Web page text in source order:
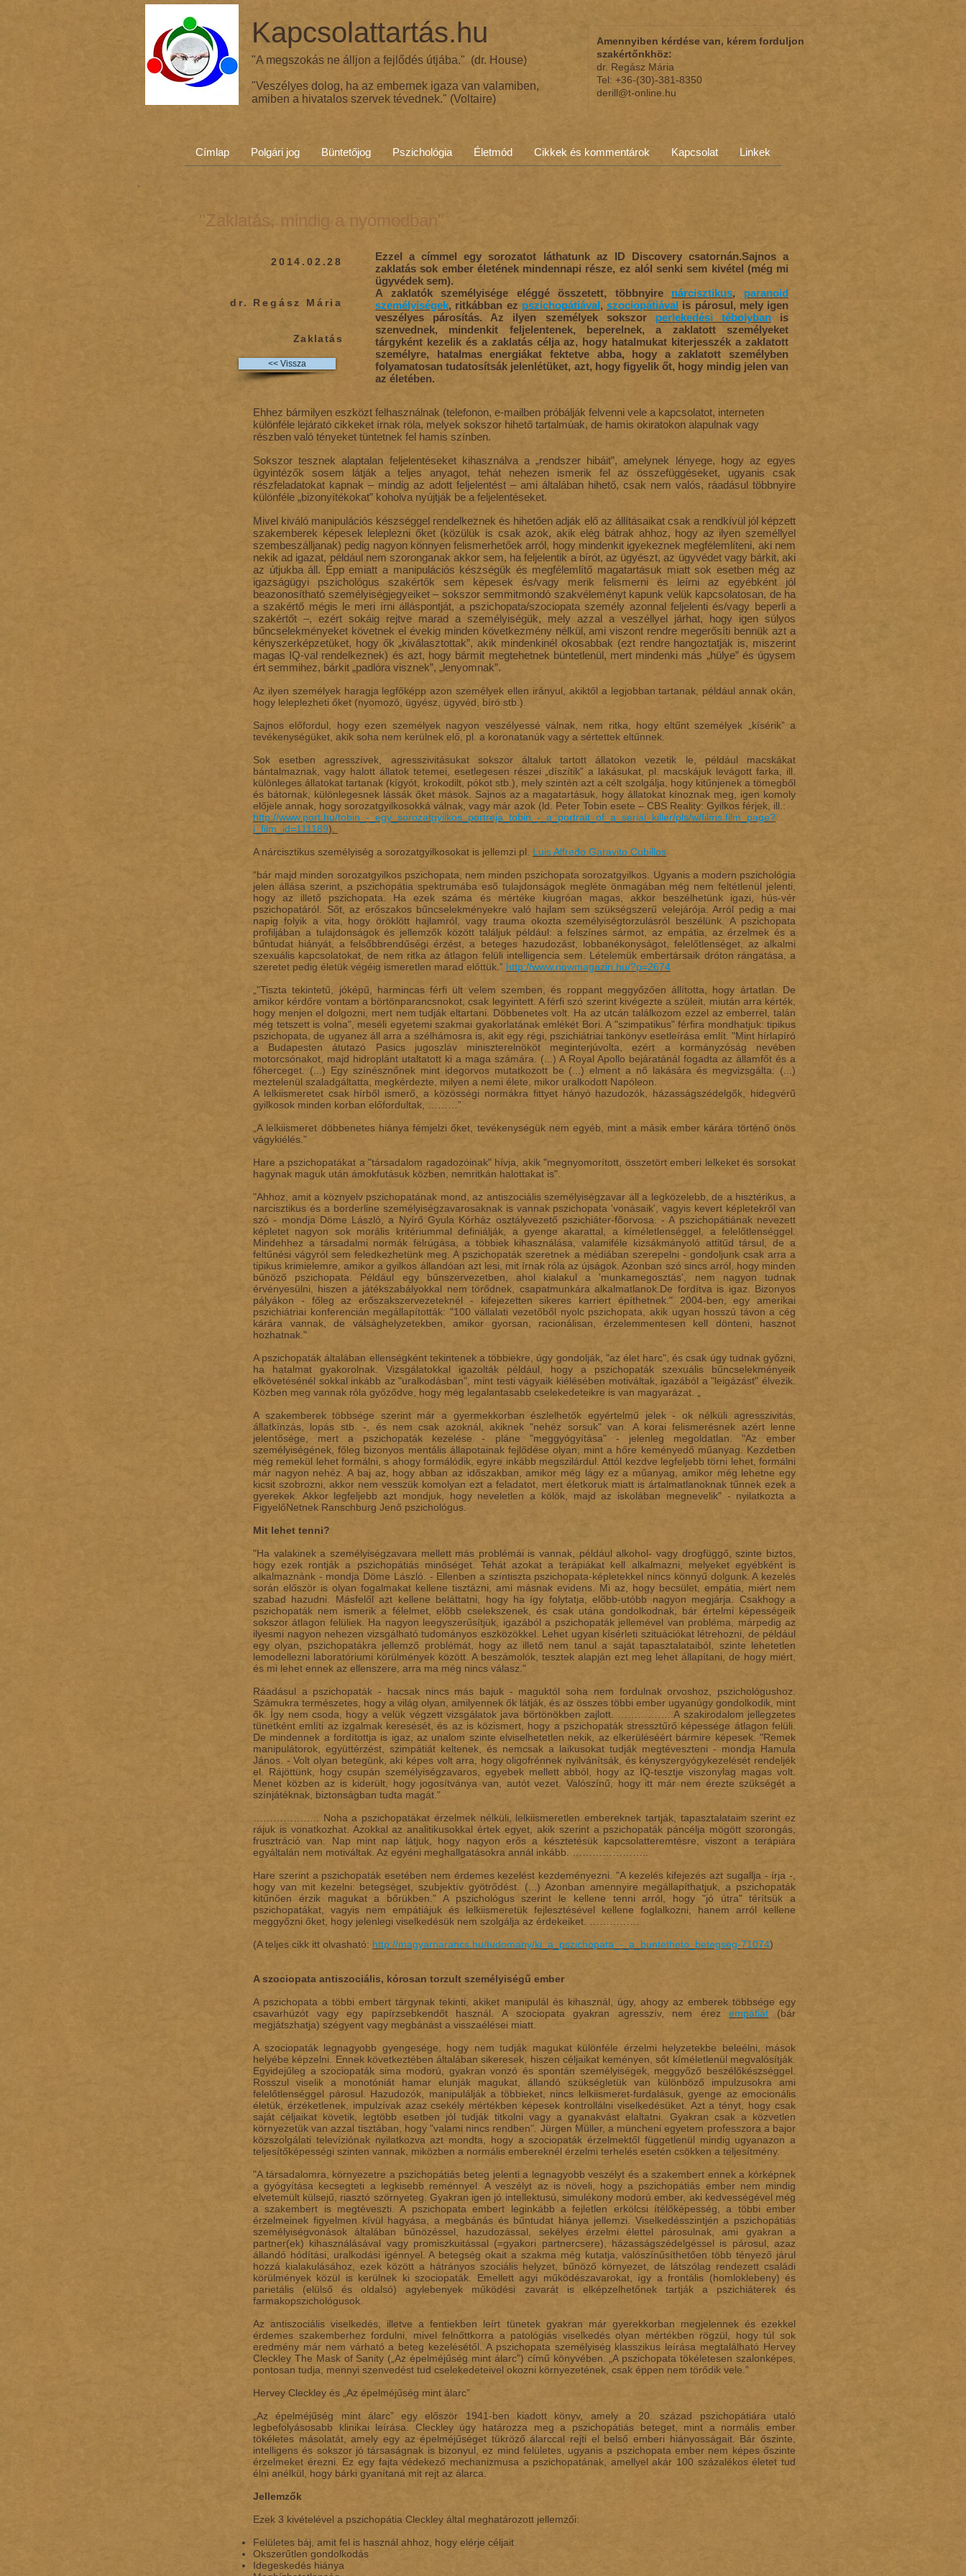
Kapcsolattartás.hu
"A megszokás ne álljon a fejlődés útjába." (dr. House)
"Veszélyes dolog, ha az embernek igaza van valamiben,
amiben a hivatalos szervek tévednek." (Voltaire)
Amennyiben kérdése van, kérem forduljon
szakértőnkhöz:
dr. Regász Mária
Tel: +36-(30)-381-8350
derill@t-online.hu
Címlap Polgári jog Büntetőjog Pszichológia Életmód Cikkek és kommentárok Kapcsolat Linkek
2014.02.28
dr. Regász Mária
Zaklatás
Ehhez bármilyen eszközt felhasználnak (telefonon, e-mailben próbálják felvenni vele a kapcsolatot, interneten
különféle lejárató cikkeket írnak róla, melyek sokszor hihető tartalmúak, de hamis okiratokon alapulnak vagy
részben való tényeket tüntetnek fel hamis színben.
Sokszor tesznek alaptalan feljelentéseket kihasználva a „rendszer hibáit”, amelynek lényege, hogy az egyes
ügyintézők sosem látják a teljes anyagot, tehát nehezen ismerik fel az összefüggéseket, ugyanis csak
részfeladatokat kapnak – mindig az adott feljelentést – ami általában hihető, csak nem valós, ráadásul többnyire
különféle „bizonyítékokat” koholva nyújtják be a feljelentéseket.
Mivel kiváló manipulációs készséggel rendelkeznek és hihetően adják elő az állításaikat csak a rendkívül jól képzett
szakemberek képesek leleplezni őket (közülük is csak azok, akik elég bátrak ahhoz, hogy az ilyen személlyel
szembeszálljanak) pedig nagyon könnyen felismerhetőek arról, hogy mindenkit igyekeznek megfélemlíteni, aki nem
nekik ad igazat, például nem szoronganak akkor sem, ha feljelentik a bírót, az ügyészt, az ügyvédet vagy bárkit, aki
az útjukba áll. Épp emiatt a manipulációs készségük és megfélemlítő magatartásuk miatt sok esetben még az
igazságügyi pszichológus szakértők sem képesek és/vagy merik felismerni és leírni az egyébként jól
beazonosítható személyiségjegyeiket – sokszor semmitmondó szakvéleményt kapunk velük kapcsolatosan, de ha
a szakértő mégis le meri írni álláspontját, a pszichopata/szociopata személy azonnal feljelenti és/vagy beperli a
szakértőt –, ezért sokáig rejtve marad a személyiségük, mely azzal a veszéllyel járhat, hogy igen súlyos
bűncselekményeket követnek el évekig minden következmény nélkül, ami viszont rendre megerősíti bennük azt a
kényszerképzetüket, hogy ők „kiválasztottak”, akik mindenkinél okosabbak (ezt rendre hangoztatják is, miszerint
magas IQ-val rendelkeznek) és azt, hogy bármit megtehetnek büntetlenül, mert mindenki más „hülye” és úgysem
ért semmihez, bárkit „padlóra visznek”, „lenyomnak”.
Az ilyen személyek haragja legfőképp azon személyek ellen irányul, akiktől a legjobban tartanak, például annak okán,
hogy leleplezheti őket (nyomozó, ügyész, ügyvéd, bíró stb.).
Sajnos előfordul, hogy ezen személyek nagyon veszélyessé válnak, nem ritka, hogy eltűnt személyek „kísérik” a
tevékenységüket, akik soha nem kerülnek elő, pl. a koronatanúk vagy a sértettek eltűnnek.
Sok esetben agresszívek, agresszivitásukat sokszor általuk tartott állatokon vezetik le, például macskákat
bántalmaznak, vagy halott állatok tetemei, esetlegesen részei „díszítik” a lakásukat, pl. macskájuk levágott farka, ill.
különleges állatokat tartanak (kígyót, krokodilt, pókot stb.), mely szintén azt a célt szolgálja, hogy kitűnjenek a tömegből
és bátornak, különlegesnek lássák őket mások. Sajnos az a magatartásuk, hogy állatokat kínoznak meg, igen komoly
előjele annak, hogy sorozatgyilkosokká válnak, vagy már azok (ld. Peter Tobin esete – CBS Reality: Gyilkos férjek, ill.:
http://www.port.hu/tobin_-_egy_sorozatgyilkos_portreja_tobin_-_a_portrait_of_a_serial_killer/pls/w/films.film_page?
i_film_id=111189).
A nárcisztikus személyiség a sorozatgyilkosokat is jellemzi pl. Luis Alfredo Garavito Cubillos
“bár majd minden sorozatgyilkos pszichopata, nem minden pszichopata sorozatgyilkos. Ugyanis a modern pszichológia
jelen állása szerint, a pszichopátia spektrumába eső tulajdonságok megléte önmagában még nem feltétlenül jelenti,
hogy az illető pszichopata. Ha ezek száma és mértéke kiugróan magas, akkor beszélhetünk igazi, hús-vér
pszichopatáról. Sőt, az erőszakos bűncselekményekre való hajlam sem szükségszerű velejárója. Arról pedig a mai
napig folyik a vita, hogy öröklött hajlamról, vagy trauma okozta személyiségtorzulásról beszélünk. A pszichopata
profiljában a tulajdonságok és jellemzők között találjuk például: a felszínes sármot, az empátia, az érzelmek és a
bűntudat hiányát, a felsőbbrendűségi érzést, a beteges hazudozást, lobbanékonyságot, felelőtlenséget, az alkalmi
szexuális kapcsolatokat, de nem ritka az átlagon felüli intelligencia sem. Lételemük embertársaik dróton rángatása, a
szeretet pedig életük végéig ismeretlen marad előttük.” http://www.nowmagazin.hu/?p=2674
„"Tiszta tekintetű, jóképű, harmincas férfi ült velem szemben, és roppant meggyőzően állította, hogy ártatlan. De
amikor kérdőre vontam a börtönparancsnokot, csak legyintett. A férfi szó szerint kivégezte a szüleit, miután arra kérték,
hogy menjen el dolgozni, mert nem tudják eltartani. Döbbenetes volt. Ha az utcán találkozom ezzel az emberrel, talán
még tetszett is volna", meséli egyetemi szakmai gyakorlatának emlékét Bori. A "szimpatikus" férfira mondhatjuk: tipikus
pszichopata, de ugyanez áll arra a szélhámosra is, akit egy régi, pszichiátriai tankönyv esetleírása említ. "Mint hírlapíró
a Budapesten átutazó Pasics jugoszláv miniszterelnököt meginterjúvolta, ezért a kormányzóság nevében
motorcsónakot, majd hidroplánt utaltatott ki a maga számára. (...) A Royal Apollo bejáratánál fogadta az államfőt és a
főherceget. (...) Egy színésznőnek mint idegorvos mutatkozott be (...) elment a nő lakására és megvizsgálta: (...)
meztelenül szaladgáltatta, megkérdezte, milyen a nemi élete, mikor uralkodott Napóleon.
A lelkiismeretet csak hírből ismerő, a közösségi normákra fittyet hányó hazudozók, házasságszédelgők, hidegvérű
gyilkosok minden korban előfordultak, ………”
„A lelkiismeret döbbenetes hiánya fémjelzi őket, tevékenységük nem egyéb, mint a másik ember kárára történő önös
vágykiélés."
Hare a pszichopatákat a "társadalom ragadozóinak" hívja, akik "megnyomorított, összetört emberi lelkeket és sorsokat
hagynak maguk után ámokfutásuk közben, nemritkán halottakat is".
"Ahhoz, amit a köznyelv pszichopatának mond, az antiszociális személyiségzavar áll a legközelebb, de a hisztérikus, a
narcisztikus és a borderline személyiségzavarosaknak is vannak pszichopata 'vonásaik', vagyis kevert képletekről van
szó - mondja Döme László, a Nyírő Gyula Kórház osztályvezető pszichiáter-főorvosa. - A pszichopátiának nevezett
képletet nagyon sok morális kritériummal definiálják, a gyenge akarattal, a kíméletlenséggel, a felelőtlenséggel.
Mindehhez a társadalmi normák felrúgása, a többiek kihasználása, valamiféle kizsákmányoló attitűd társul, de a
feltűnési vágyról sem feledkezhetünk meg. A pszichopaták szeretnek a médiában szerepelni - gondoljunk csak arra a
tipikus krimielemre, amikor a gyilkos állandóan azt lesi, mit írnak róla az újságok. Azonban szó sincs arról, hogy minden
bűnöző pszichopata. Például egy bűnszervezetben, ahol kialakul a 'munkamegosztás', nem nagyon tudnak
érvényesülni, hiszen a játékszabályokkal nem törődnek, csapatmunkára alkalmatlanok.De fordítva is igaz. Bizonyos
pályákon - főleg az erőszakszervezeteknél - kifejezetten sikeres karriert építhetnek." 2004-ben, egy amerikai
pszichiátriai konferencián megállapították: "100 vállalati vezetőből nyolc pszichopata, akik ugyan hosszú távon a cég
kárára vannak, de válsághelyzetekben, amikor gyorsan, racionálisan, érzelemmentesen kell dönteni, hasznot
hozhatnak."
A pszichopaták általában ellenségként tekintenek a többiekre, úgy gondolják, "az élet harc", és csak úgy tudnak győzni,
ha hatalmat gyakorolnak. Vizsgálatokkal igazolták például, hogy a pszichopaták szexuális bűncselekményeik
elkövetésénél sokkal inkább az "uralkodásban", mint testi vágyaik kiélésében motiváltak, igazából a "leigázást" élvezik.
Közben meg vannak róla győződve, hogy még legalantasabb cselekedeteikre is van magyarázat. „
A szakemberek többsége szerint már a gyermekkorban észlelhetők egyértelmű jelek - ok nélküli agresszivitás,
állatkínzás, lopás stb. -, és nem csak azoknál, akiknek "nehéz sorsuk" van. A korai felismerésnek azért lenne
jelentősége, mert a pszichopaták kezelése - pláne "meggyógyítása" - jelenleg megoldatlan. "Az ember
személyiségének, főleg bizonyos mentális állapotainak fejlődése olyan, mint a hőre keményedő műanyag. Kezdetben
még remekül lehet formálni, s ahogy formálódik, egyre inkább megszilárdul. Attól kezdve legfeljebb törni lehet, formálni
már nagyon nehéz. A baj az, hogy abban az időszakban, amikor még lágy ez a műanyag, amikor még lehetne egy
kicsit szobrozni, akkor nem vesszük komolyan ezt a feladatot, mert életkoruk miatt is ártalmatlanoknak tűnnek ezek a
gyerekek. Akkor legfeljebb azt mondjuk, hogy neveletlen a kölök, majd az iskolában megnevelik" - nyilatkozta a
FigyelőNetnek Ranschburg Jenő pszichológus.
Mit lehet tenni?
"Ha valakinek a személyiségzavara mellett más problémái is vannak, például alkohol- vagy drogfüggő, szinte biztos,
hogy ezek rontják a pszichopátiás minőséget. Tehát azokat a terápiákat kell alkalmazni, melyeket egyébként is
alkalmaznánk - mondja Döme László. - Ellenben a színtiszta pszichopata-képletekkel nincs könnyű dolgunk. A kezelés
során először is olyan fogalmakat kellene tisztázni, ami másnak evidens. Mi az, hogy becsület, empátia, miért nem
szabad hazudni. Másfelől azt kellene beláttatni, hogy ha így folytatja, előbb-utóbb nagyon megjárja. Csakhogy a
pszichopaták nem ismerik a félelmet, előbb cselekszenek, és csak utána gondolkodnak, bár értelmi képességeik
sokszor átlagon felüliek. Ha nagyon leegyszerűsítjük, igazából a pszichopaták jellemével van probléma, márpedig az
ilyesmi nagyon nehezen vizsgálható tudományos eszközökkel. Lehet ugyan kísérleti szituációkat létrehozni, de például
egy olyan, pszichopatákra jellemző problémát, hogy az illető nem tanul a saját tapasztalataiból, szinte lehetetlen
lemodellezni laboratóriumi körülmények között. A beszámolók, tesztek alapján ezt meg lehet állapítani, de hogy miért,
és mi lehet ennek az ellenszere, arra ma még nincs válasz."
Ráadásul a pszichopaták - hacsak nincs más bajuk - maguktól soha nem fordulnak orvoshoz, pszichológushoz.
Számukra természetes, hogy a világ olyan, amilyennek ők látják, és az összes többi ember ugyanúgy gondolkodik, mint
ők. Így nem csoda, hogy a velük végzett vizsgálatok java börtönökben zajlott. ……………..A szakirodalom jellegzetes
tünetként említi az izgalmak keresését, és az is közismert, hogy a pszichopaták stressztűrő képessége átlagon felüli.
De mindennek a fordítottja is igaz, az unalom szinte elviselhetetlen nekik, az elkerüléséért bármire képesek. "Remek
manipulátorok, együttérzést, szimpátiát keltenek, és nemcsak a laikusokat tudják megtéveszteni - mondja Hamula
János. - Volt olyan betegünk, aki képes volt arra, hogy oligofrénnek nyilvánítsák, és kényszergyógykezelését rendeljék
el. Rájöttünk, hogy csupán személyiségzavaros, egyebek mellett abból, hogy az IQ-tesztje viszonylag magas volt.
Menet közben az is kiderült, hogy jogosítványa van, autót vezet. Valószínű, hogy itt már nem érezte szükségét a
színjátéknak, biztonságban tudta magát."
……………….. Noha a pszichopatákat érzelmek nélküli, lelkiismeretlen embereknek tartják, tapasztalataim szerint ez
rájuk is vonatkozhat. Azokkal az analitikusokkal értek egyet, akik szerint a pszichopaták páncélja mögött szorongás,
frusztráció van. Nap mint nap látjuk, hogy nagyon erős a késztetésük kapcsolatteremtésre, viszont a terápiára
egyáltalán nem motiváltak. Az egyéni meghallgatásokra annál inkább. …………………..
Hare szerint a pszichopaták esetében nem érdemes kezelést kezdeményezni. "A kezelés kifejezés azt sugallja - írja -,
hogy van mit kezelni: betegséget, szubjektív gyötrődést. (...) Azonban amennyire megállapíthatjuk, a pszichopaták
kitűnően érzik magukat a bőrükben." A pszichológus szerint le kellene tenni arról, hogy "jó útra" térítsük a
pszichopatákat, vagyis nem empátiájuk és lelkiismeretük fejlesztésével kellene foglalkozni, hanem arról kellene
meggyőzni őket, hogy jelenlegi viselkedésük nem szolgálja az érdekeiket. ……………
(A teljes cikk itt olvasható: http://magyarnarancs.hu/tudomany/ki_a_pszichopata_-_a_buntetheto_betegseg-71074)
A szociopata antiszociális, kórosan torzult személyiségű ember
A pszichopata a többi embert tárgynak tekinti, akiket manipulál és kihasznál, úgy, ahogy az emberek többsége egy
csavarhúzót vagy egy papírzsebkendőt használ. A szociopata gyakran agresszív, nem érezempátiát (bár
megjátszhatja) szégyent vagy megbánást a visszaélései miatt.
A szociopaták legnagyobb gyengesége, hogy nem tudják magukat különféle érzelmi helyzetekbe beleélni, mások
helyébe képzelni. Ennek következtében általában sikeresek, hiszen céljaikat keményen, sőt kíméletlenül megvalósítják.
Egyidejűleg a szociopaták sima modorú, gyakran vonzó és spontán személyiségek, meggyőző beszélőkészséggel.
Rosszul viselik a monotóniát hamar elunják magukat, állandó szükségletük van különböző impulzusokra ami
felelőtlenséggel párosul. Hazudozók, manipulálják a többieket, nincs lelkiismeret-furdalásuk, gyenge az emocionális
életük, érzéketlenek, impulzívak azaz csekély mértékben képesek kontrollálni viselkedésüket. Azt a tényt, hogy csak
saját céljaikat követik, legtöbb esetben jól tudják titkolni vagy a gyanakvást elaltatni. Gyakran csak a közvetlen
környezetük van azzal tisztában, hogy "valami nincs rendben". Jürgen Müller, a müncheni egyetem professzora a bajor
közszolgálati televíziónak nyilatkozva azt mondta, hogy a szociopaták érzelmektől függetlenül mindig ugyanazon a
teljesítőképességi szinten vannak, miközben a normális embereknél érzelmi terhelés esetén csökken a teljesítmény.
"A társadalomra, környezetre a pszichopátiás beteg jelenti a legnagyobb veszélyt és a szakembert ennek a kórképnek
a gyógyítása kecsegteti a legkisebb reménnyel. A veszélyt az is növeli, hogy a pszichopátiás ember nem mindig
elvetemült külsejű, riasztó szörnyeteg. Gyakran igen jó intellektusú, simulékony modorú ember, aki kedvességével még
a szakembert is megtéveszti. A pszichopata embert leginkább a fejletlen erkölcsi ítélőképesség, a többi ember
érzelmeinek figyelmen kívül hagyása, a megbánás és bűntudat hiánya jellemzi. Viselkedésszintjén a pszichopátiás
személyiségvonások általában bűnözéssel, hazudozással, sekélyes érzelmi élettel párosulnak, ami gyakran a
partner(ek) kihasználásával vagy promiszkuitással (=gyakori partnercsere), házasságszédelgéssel is párosul, azaz
állandó hódítási, uralkodási igénnyel. A betegség okait a szakma még kutatja, valószínűsíthetően több tényező járul
hozzá kialakulásához, ezek között a hátrányos szociális helyzet, bűnöző környezet, de látszólag rendezett családi
körülmények közül is kerülnek ki szociopaták. Emellett agyi működészavarokat, így a frontális (homloklebeny) és
parietális (elülső és oldalsó) agylebenyek működési zavarát is elképzelhetőnek tartják a pszichiáterek és
farmakopszichológusok.
Az antiszociális viselkedés, illetve a fentiekben leírt tünetek gyakran már gyerekkorban megjelennek és ezekkel
érdemes szakemberhez fordulni, mivel felnőttkorra a patológiás viselkedés olyan mértékben rögzül, hogy túl sok
eredmény már nem várható a beteg kezelésétől. A pszichopata személyiség klasszikus leírása megtalálható Hervey
Cleckley The Mask of Sanity („Az épelméjűség mint álarc”) című könyvében. „A pszichopata tökéletesen szalonképes,
pontosan tudja, mennyi szenvedést tud cselekedeteivel okozni környezetének, csak éppen nem törődik vele.”
Hervey Cleckley és „Az épelméjűség mint álarc”
„Az épelméjűség mint álarc” egy először 1941-ben kiadott könyv, amely a 20. század pszichopátiára utaló
legbefolyásosabb klinikai leírása. Cleckley úgy határozza meg a pszichopátiás beteget, mint a normális ember
tökéletes másolatát, amely egy az épelméjűséget tükröző álarccal rejti el belső emberi hiányosságait. Bár őszinte,
intelligens és sokszor jó társaságnak is bizonyul, ez mind felületes, ugyanis a pszichopata ember nem képes őszinte
érzelmeket érezni. Ez egy fajta védekező mechanizmusa a pszichopatának, amellyel akár 100 százalékos életet tud
élni anélkül, hogy bárki gyanítaná mit rejt az álarca.
Jellemzők
Ezek 3 kivételével a pszichopátia Cleckley által meghatározott jellemzői:
Felületes báj, amit fel is használ ahhoz, hogy elérje céljait
Okszerűtlen gondolkodás
Idegeskedés hiánya
"Zaklatás, mindig a nyomodban"
Ezzel a címmel egy sorozatot láthatunk az ID Discovery csatornán.Sajnos a
zaklatás sok ember életének mindennapi része, ez alól senki sem kivétel (még mi
ügyvédek sem).
A zaklatók személyisége eléggé összetett, többnyire nárcisztikus, paranoid
személyiségek, ritkábban ez pszichopátiával, szociopátiával is párosul, mely igen
veszélyes párosítás. Az ilyen személyek sokszor perlekedési tébolybanis
szenvednek, mindenkit feljelentenek, beperelnek, a zaklatott személyeket
tárgyként kezelik és a zaklatás célja az, hogy hatalmukat kiterjesszék a zaklatott
személyre, hatalmas energiákat fektetve abba, hogy a zaklatott személyben
folyamatosan tudatosítsák jelenlétüket, azt, hogy figyelik őt, hogy mindig jelen van
az életében.
<< Vissza